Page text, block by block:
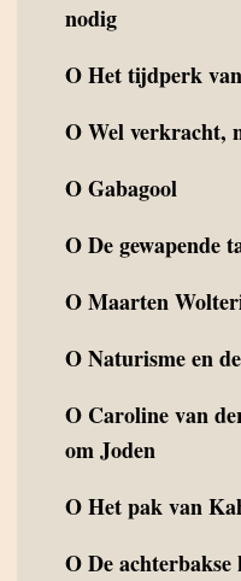
nodig
OHet tijdperk
OWel verkracht,
OGabagool
ODe gewapende
OMaarten
ONaturisme en
O Caroline van
om Joden
OHet pak van
ODe achterbakse